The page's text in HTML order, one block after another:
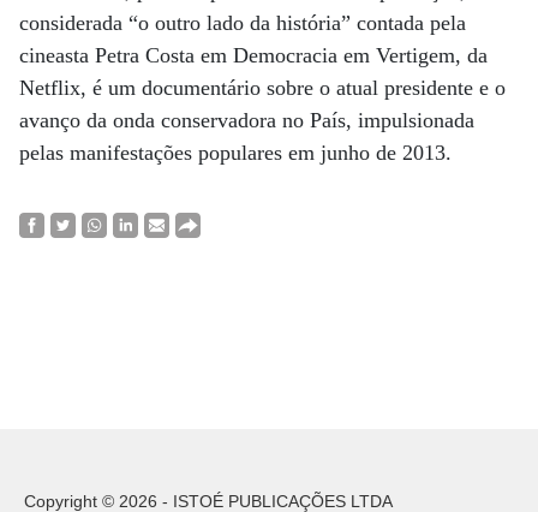
considerada “o outro lado da história” contada pela
cineasta Petra Costa em Democracia em Vertigem, da
Netflix, é um documentário sobre o atual presidente e o
avanço da onda conservadora no País, impulsionada
pelas manifestações populares em junho de 2013.
Copyright © 2026 - ISTOÉ PUBLICAÇÕES LTDA